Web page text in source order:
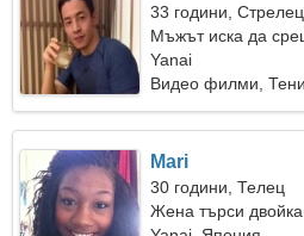
33 години, Стрелец
Мъжът иска да
Yanai
Видео филми,
Mari
30 години, Телец
Жена търси